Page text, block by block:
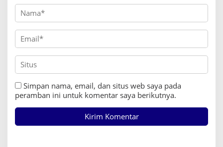
Simpan nama, email, dan situs web saya pada
peramban ini untuk komentar saya berikutnya.